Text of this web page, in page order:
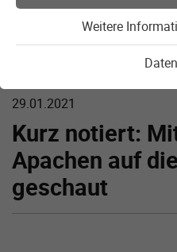
Weitere
Development Tutorial
29.01.2021
Kurz notiert:
Apachen auf
geschaut